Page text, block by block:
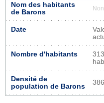
Nom des habitants
de Barons
Date
Nombre d'habitants
313
Densité de
population de Barons